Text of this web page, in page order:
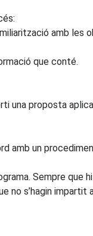
amb les
que conté.
una proposta
amb un
Sempre que
s’hagin impartit